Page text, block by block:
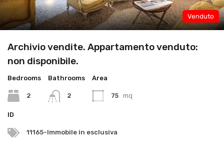
Venduto
Archivio vendite. Appartamento venduto:
non disponibile.
Bedrooms
2
Bathrooms
2
Area
75 mq
ID
11165-Immobile in esclusiva